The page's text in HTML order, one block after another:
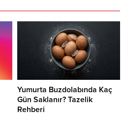
Yumurta Buzdolabında Kaç
Gün Saklanır? Tazelik
Rehberi